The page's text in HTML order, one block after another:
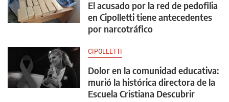
El acusado por la red de pedofilia
en Cipolletti tiene antecedentes
por narcotráfico
CIPOLLETTI
Dolor en la comunidad educativa:
murió la histórica directora de la
Escuela Cristiana Descubrir